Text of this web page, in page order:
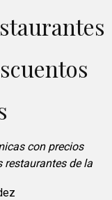
con precios
restaurantes de la